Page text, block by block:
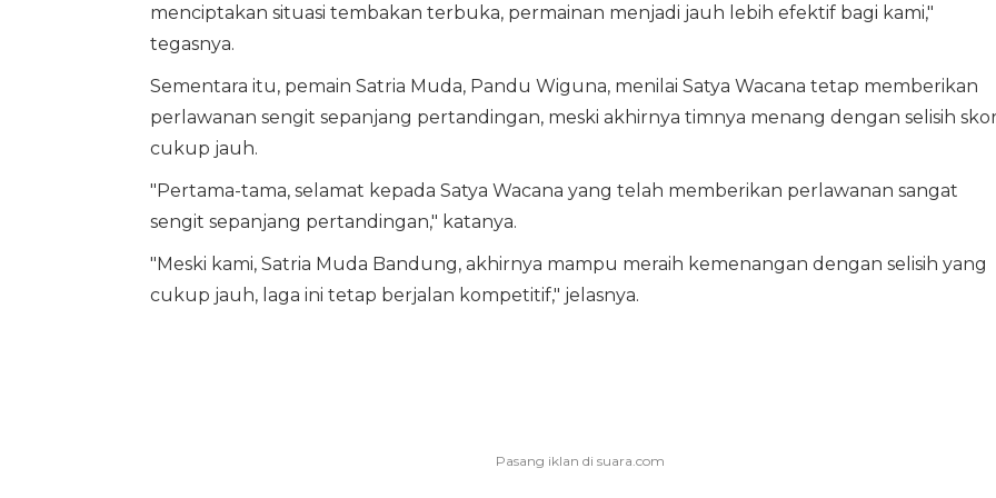
menciptakan situasi tembakan terbuka, permainan menjadi jauh lebih efektif bagi kami,"
tegasnya.
Sementara itu, pemain Satria Muda, Pandu Wiguna, menilai Satya Wacana tetap memberikan
perlawanan sengit sepanjang pertandingan, meski akhirnya timnya menang dengan selisih
cukup jauh.
"Pertama-tama, selamat kepada Satya Wacana yang telah memberikan perlawanan sangat
sengit sepanjang pertandingan," katanya.
"Meski kami, Satria Muda Bandung, akhirnya mampu meraih kemenangan dengan selisih yang
cukup jauh, laga ini tetap berjalan kompetitif," jelasnya.